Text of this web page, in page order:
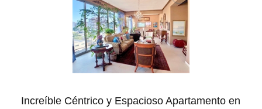
Increíble Céntrico y Espacioso Apartamento en